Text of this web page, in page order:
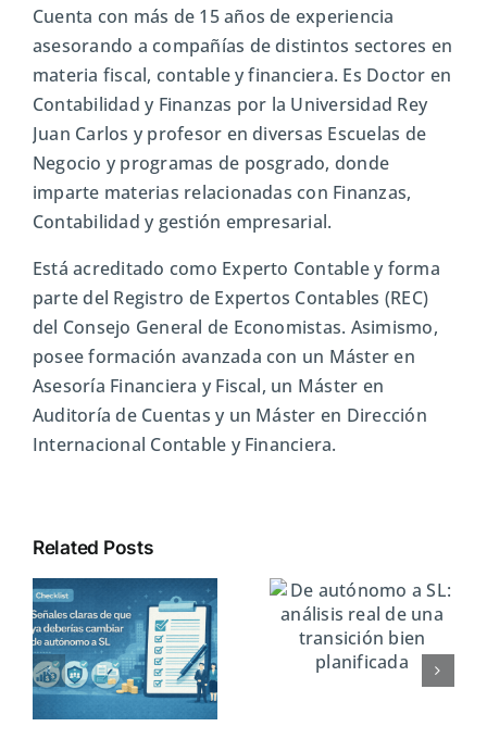
Cuenta con más de 15 años de experiencia
asesorando a compañías de distintos sectores en
materia fiscal, contable y financiera. Es Doctor en
Contabilidad y Finanzas por la Universidad Rey
Juan Carlos y profesor en diversas Escuelas de
Negocio y programas de posgrado, donde
imparte materias relacionadas con Finanzas,
Contabilidad y gestión empresarial.
Está acreditado como Experto Contable y forma
parte del Registro de Expertos Contables (REC)
del Consejo General de Economistas. Asimismo,
posee formación avanzada con un Máster en
Asesoría Financiera y Fiscal, un Máster en
Auditoría de Cuentas y un Máster en Dirección
Internacional Contable y Financiera.
Related Posts
De autónomo a
SL: análisis real
de una
transición bien
planificada
Errores al
retrasar el
cambio de
autónomo a SL